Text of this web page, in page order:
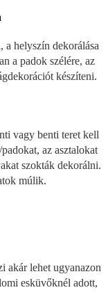
helyszín dekorálása
a padok szélére, az
készíteni.
vagy benti teret kell
az asztalokat
szokták dekorálni.
múlik.
akár lehet ugyanazon
esküvőknél adott,